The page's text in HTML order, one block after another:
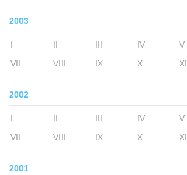
2003
I II III IV V
VII
VIII IX X XI
2002
I II III IV V
VII
VIII IX X XI
2001